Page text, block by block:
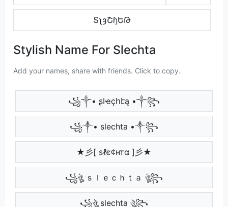
ՏʅȝՇɧԵԹ
Stylish Name For Slechta
Add your names, share with friends. Click to copy.
꧁༒• ʂӀҽçհէą •༒꧂
꧁༒• slechta •༒꧂
★彡[ ѕℓє¢нтα ]彡★
꧁ঔৣ ｓｌｅｃｈｔａ ঔৣ꧂
꧁ঔৣ slechta ঔৣ꧂